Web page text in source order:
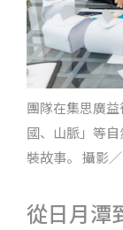
團隊在集思廣
國、山脈」等
裝故事。 攝影
從日月潭